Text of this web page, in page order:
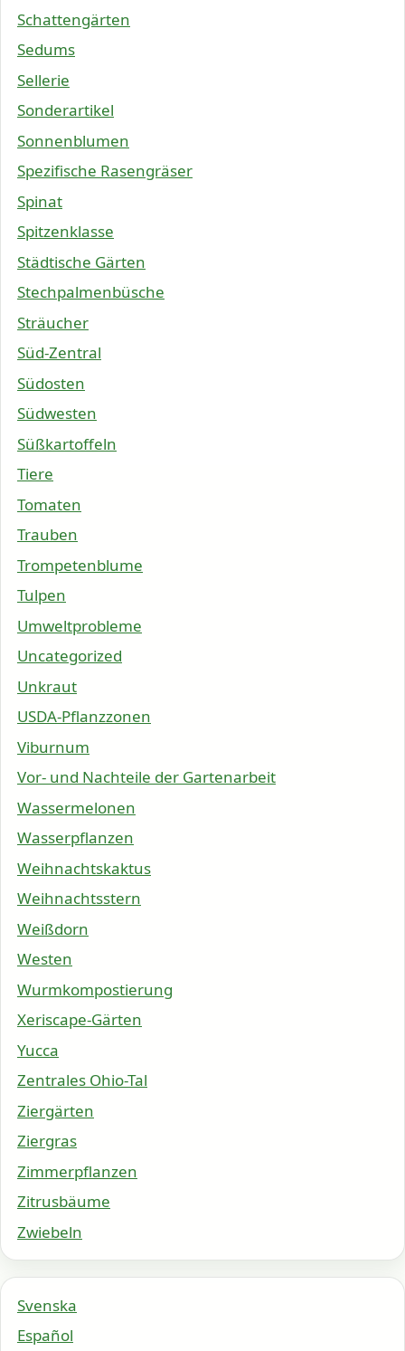
Schattengärten
Sedums
Sellerie
Sonderartikel
Sonnenblumen
Spezifische Rasengräser
Spinat
Spitzenklasse
Städtische Gärten
Stechpalmenbüsche
Sträucher
Süd-Zentral
Südosten
Südwesten
Süßkartoffeln
Tiere
Tomaten
Trauben
Trompetenblume
Tulpen
Umweltprobleme
Uncategorized
Unkraut
USDA-Pflanzzonen
Viburnum
Vor- und Nachteile der Gartenarbeit
Wassermelonen
Wasserpflanzen
Weihnachtskaktus
Weihnachtsstern
Weißdorn
Westen
Wurmkompostierung
Xeriscape-Gärten
Yucca
Zentrales Ohio-Tal
Ziergärten
Ziergras
Zimmerpflanzen
Zitrusbäume
Zwiebeln
Svenska
Español